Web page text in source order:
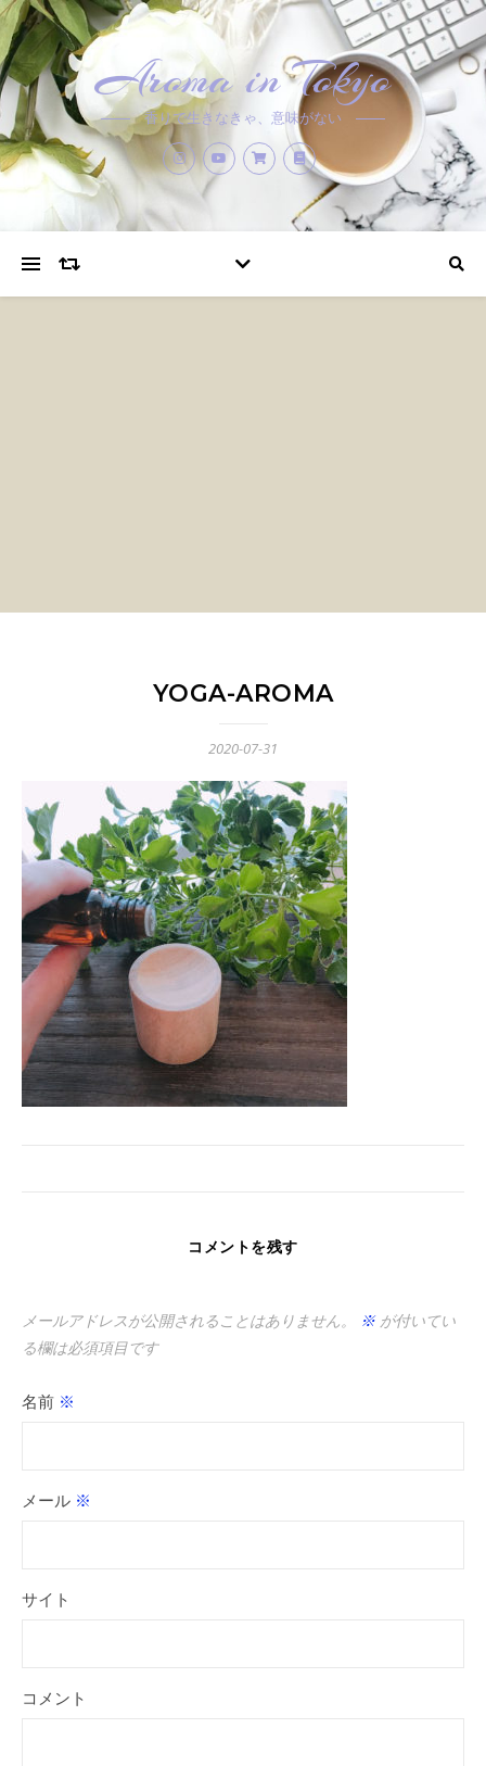
Aroma in Tokyo
香りで生きなきゃ、意味がない
YOGA-AROMA
2020-07-31
コメントを残す
メールアドレスが公開されることはありません。 ※が付いてい
る欄は必須項目です
名前 ※
メール ※
サイト
コメント